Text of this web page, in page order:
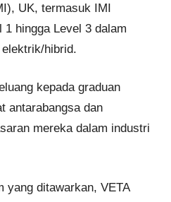
UK, termasuk IMI
1 hingga Level 3 dalam
hibrid.
kepada graduan
antarabangsa dan
mereka dalam industri
yang ditawarkan, VETA